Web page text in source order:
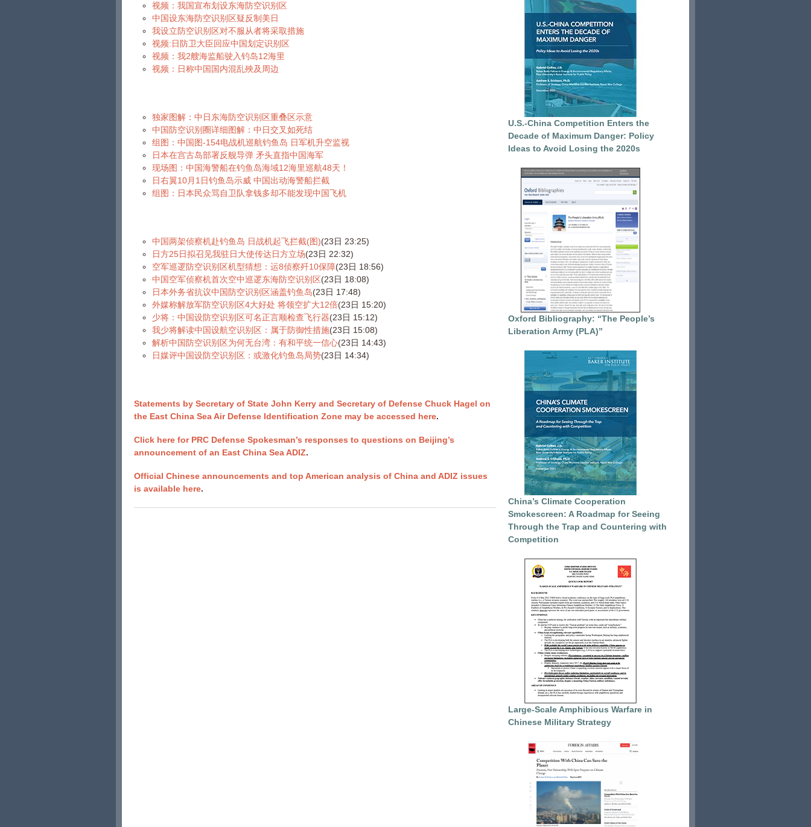
视频：我国宣布划设东海防空识别区
中国设东海防空识别区疑反制美日
我设立防空识别区对不服从者将采取措施
视频:日防卫大臣回应中国划定识别区
视频：我2艘海监船驶入钓岛12海里
视频：日称中国国内混乱殃及周边
独家图解：中日东海防空识别区重叠区示意
中国防空识别圈详细图解：中日交叉如死结
组图：中国图-154电战机巡航钓鱼岛 日军机升空监视
日本在宫古岛部署反舰导弹 矛头直指中国海军
现场图：中国海警船在钓鱼岛海域12海里巡航48天！
日右翼10月1日钓鱼岛示威 中国出动海警船拦截
组图：日本民众骂自卫队拿钱多却不能发现中国飞机
中国两架侦察机赴钓鱼岛 日战机起飞拦截(图)(23日 23:25)
日方25日拟召见我驻日大使传达日方立场(23日 22:32)
空军巡逻防空识别区机型猜想：运8侦察歼10保障(23日 18:56)
中国空军侦察机首次空中巡逻东海防空识别区(23日 18:08)
日本外务省抗议中国防空识别区涵盖钓鱼岛(23日 17:48)
外媒称解放军防空识别区4大好处 将领空扩大12倍(23日 15:20)
少将：中国设防空识别区可名正言顺检查飞行器(23日 15:12)
我少将解读中国设航空识别区：属于防御性措施(23日 15:08)
解析中国防空识别区为何无台湾：有和平统一信心(23日 14:43)
日媒评中国设防空识别区：或激化钓鱼岛局势(23日 14:34)
Statements by Secretary of State John Kerry and Secretary of Defense Chuck Hagel on
the East China Sea Air Defense Identification Zone may be accessed here.
Click here for PRC Defense Spokesman’s responses to questions on Beijing’s
announcement of an East China Sea ADIZ.
Official Chinese announcements and top American analysis of China and ADIZ issues
is available here.
U.S.-China Competition Enters the
Decade of Maximum Danger: Policy
Ideas to Avoid Losing the 2020s
Oxford Bibliography: “The People’s
Liberation Army (PLA)”
China’s Climate Cooperation
Smokescreen: A Roadmap for Seeing
Through the Trap and Countering with
Competition
Large-Scale Amphibious Warfare in
Chinese Military Strategy